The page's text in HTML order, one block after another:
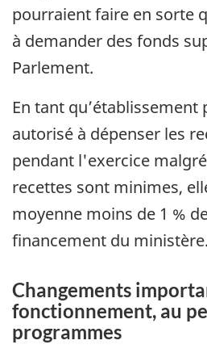
pourraient faire en sorte
à demander des fonds
Parlement.
En tant qu’établissement
autorisé à dépenser les
pendant l'exercice
recettes sont minimes,
moyenne moins de 1 %
financement du ministère.
Changements
fonctionnement, au
programmes